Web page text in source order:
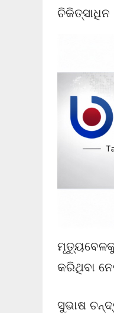
ଚିକିତ୍ସାଧିନ
ମୃତ୍ୟୁବେଳକୁ
କରିଥିବା
ସୁଭାଷ